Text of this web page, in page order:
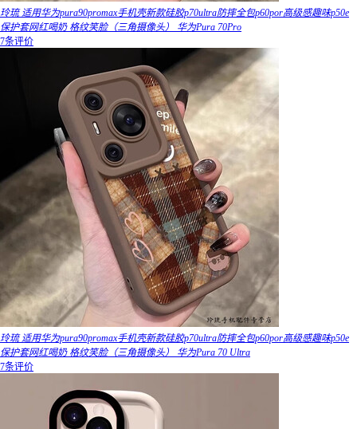
玲琉 适用华为pura90promax手机壳新款硅胶p70ultra防摔全包p60por高级感趣味p50e
保护套网红喝奶 格纹笑脸（三角摄像头） 华为Pura 70Pro
7条评价
玲琉 适用华为pura90promax手机壳新款硅胶p70ultra防摔全包p60por高级感趣味p50e
保护套网红喝奶 格纹笑脸（三角摄像头） 华为Pura 70 Ultra
7条评价